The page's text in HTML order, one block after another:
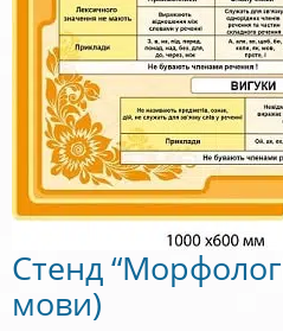
Стенд
мови)